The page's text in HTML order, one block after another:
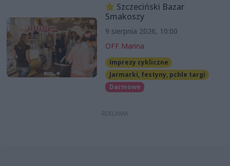
Szczeciński Bazar
Smakoszy
9 sierpnia 2026, 10:00
OFF Marina
Imprezy cykliczne
Jarmarki, festyny, pchle targi
Darmowe